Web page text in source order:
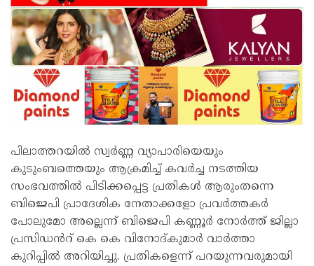
പിലാത്തറയിൽ സ്വർണ്ണ വ്യാപാരിയെയും
കുടുംബത്തെയും ആക്രമിച്ച് കവർച്ച നടത്തിയ
സംഭവത്തിൽ പിടിക്കപ്പെട്ട പ്രതികൾ ആരുംതന്നെ
ബിജെപി പ്രാദേശിക നേതാക്കളോ പ്രവർത്തകർ
പോലുമോ അല്ലെന്ന് ബിജെപി കണ്ണൂർ നോർത്ത് ജില്ലാ
പ്രസിഡൻറ് കെ കെ വിനോദ്കുമാർ വാർത്താ
കുറിപ്പിൽ അറിയിച്ചു. പ്രതികളെന്ന് പറയുന്നവരുമായി